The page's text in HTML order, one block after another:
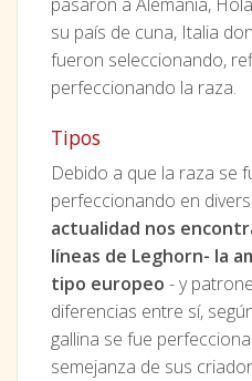
pasaron a Alemania,
su país de cuna, Italia
fueron seleccionando,
perfeccionando la raza.
Tipos
Debido a que la raza se
perfeccionando en
actualidad nos
líneas de Leghorn- la
tipo europeo - y
diferencias entre sí,
gallina se fue
semejanza de sus